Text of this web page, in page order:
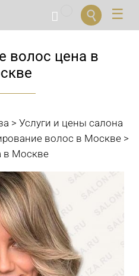
 
волос цена в
> Услуги и цены салона
волос в Москве >
в Москве